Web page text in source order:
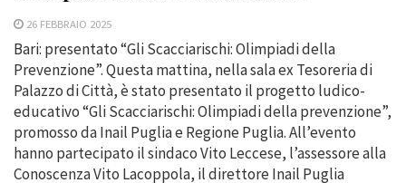
26 FEBBRAIO 2025
Bari: presentato “Gli Scacciarischi: Olimpiadi della
Prevenzione”. Questa mattina, nella sala ex Tesoreria di
Palazzo di Città, è stato presentato il progetto ludico-
educativo “Gli Scacciarischi: Olimpiadi della prevenzione”,
promosso da Inail Puglia e Regione Puglia. All’evento
hanno partecipato il sindaco Vito Leccese, l’assessore alla
Conoscenza Vito Lacoppola, il direttore Inail Puglia